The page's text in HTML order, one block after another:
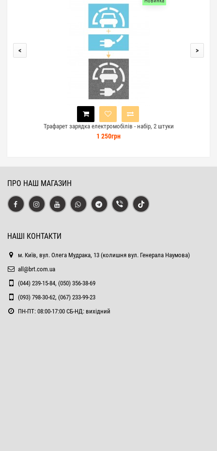
Трафарет зарядка електромобілів - набір, 2 штуки
1 250грн
< >
ПРО НАШ МАГАЗИН
НАШІ КОНТАКТИ
м. Київ, вул. Олега Мудрака, 13 (колишня вул. Генерала Наумова)
all@brt.com.ua
(044) 239-15-84, (050) 356-38-69
(093) 798-30-62, (067) 233-99-23
ПН-ПТ: 08:00-17:00 СБ-НД: вихідний